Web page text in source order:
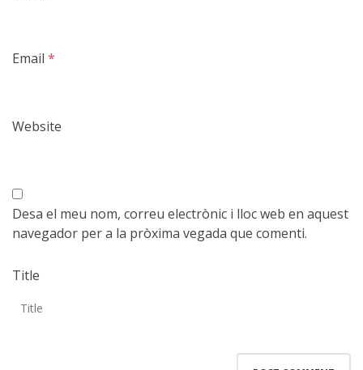
Email *
Website
Desa el meu nom, correu electrònic i lloc web en aquest
navegador per a la pròxima vegada que comenti.
Title